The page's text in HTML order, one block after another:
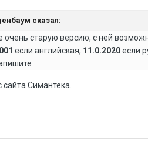
сказал:
очень старую версию, с ней
если английская, 11.0.2020если
Симантека.